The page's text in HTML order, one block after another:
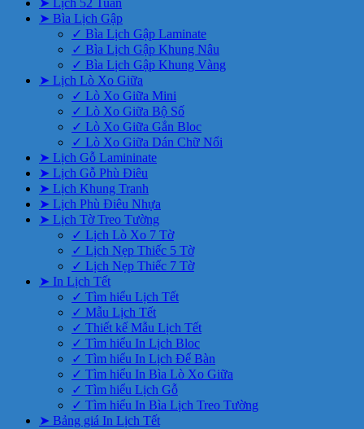
➤ Lịch 52 Tuần
➤ Bìa Lịch Gập
✓ Bìa Lịch Gập Laminate
✓ Bìa Lịch Gập Khung Nâu
✓ Bìa Lịch Gập Khung Vàng
➤ Lịch Lò Xo Giữa
✓ Lò Xo Giữa Mini
✓ Lò Xo Giữa Bộ Số
✓ Lò Xo Giữa Gắn Bloc
✓ Lò Xo Giữa Dán Chữ Nổi
➤ Lịch Gỗ Lamininate
➤ Lịch Gỗ Phù Điêu
➤ Lịch Khung Tranh
➤ Lịch Phù Điêu Nhựa
➤ Lịch Tờ Treo Tường
✓ Lịch Lò Xo 7 Tờ
✓ Lịch Nẹp Thiếc 5 Tờ
✓ Lịch Nẹp Thiếc 7 Tờ
➤ In Lịch Tết
✓ Tìm hiểu Lịch Tết
✓ Mẫu Lịch Tết
✓ Thiết kế Mẫu Lịch Tết
✓ Tìm hiểu In Lịch Bloc
✓ Tìm hiểu In Lịch Để Bàn
✓ Tìm hiểu In Bìa Lò Xo Giữa
✓ Tìm hiểu Lịch Gỗ
✓ Tìm hiểu In Bìa Lịch Treo Tường
➤ Bảng giá In Lịch Tết